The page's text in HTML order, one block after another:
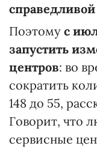
Поэтому с
запустить
центров: во
сократить
148 до 55,
Говорит, что
сервисные